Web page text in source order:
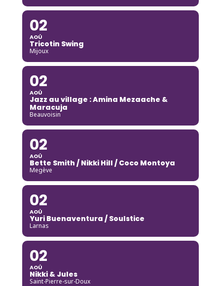
02
AOÛ
Tricotin Swing
Mijoux
02
AOÛ
Jazz au village : Amina Mezaache &
Maracuja
Beauvoisin
02
AOÛ
Bette Smith / Nikki Hill / Coco Montoya
Megève
02
AOÛ
Yuri Buenaventura / Soulstice
Larnas
02
AOÛ
Nikki & Jules
Saint-Pierre-sur-Doux